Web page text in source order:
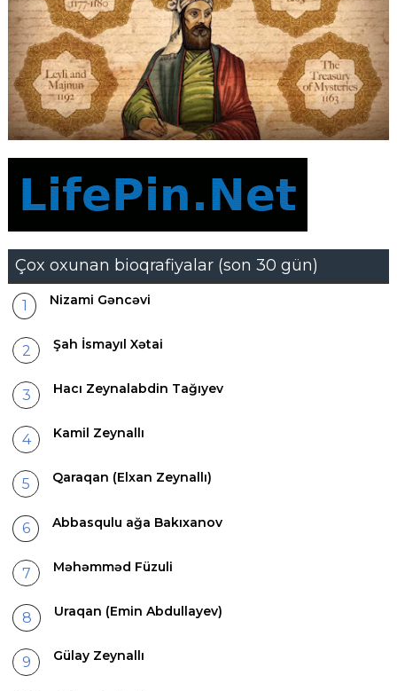
Çox oxunan bioqrafiyalar (son 30 gün)
Nizami Gəncəvi
Şah İsmayıl Xətai
Hacı Zeynalabdin Tağıyev
Kamil Zeynallı
Qaraqan (Elxan Zeynallı)
Abbasqulu ağa Bakıxanov
Məhəmməd Füzuli
Uraqan (Emin Abdullayev)
Gülay Zeynallı